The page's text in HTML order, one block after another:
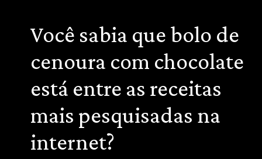
Você sabia que bolo de
cenoura com chocolate
está entre as receitas
mais pesquisadas na
internet?